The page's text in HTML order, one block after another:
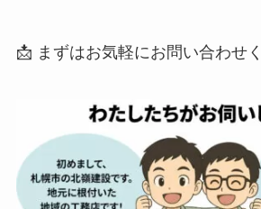
📩 まずはお気軽にお問い合わせ